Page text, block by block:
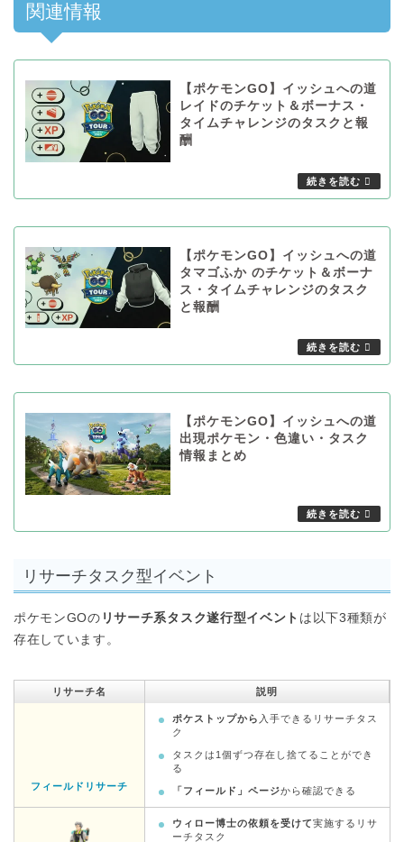
関連情報
【ポケモンGO】イッシュへの道
レイドのチケット＆ボーナス・
タイムチャレンジのタスクと報
酬
【ポケモンGO】イッシュへの道
タマゴふか のチケット＆ボーナ
ス・タイムチャレンジのタスク
と報酬
【ポケモンGO】イッシュへの道
出現ポケモン・色違い・タスク
情報まとめ
リサーチタスク型イベント
ポケモンGOの リサーチ系タスク遂行型イベント は以下3種類が
存在しています。
リサーチ名 説明
フィールドリサーチ
ポケストップから 入手できるリサーチタス
ク
タスクは1個ずつ存在し捨てることができ
る
「フィールド」ページから確認できる
ウィロー博士の依頼を受けて実施するリサ
ーチタスク